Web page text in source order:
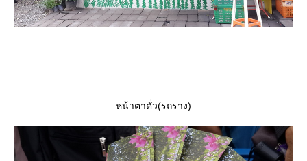
หน้าตาตั๋ว(รถราง)